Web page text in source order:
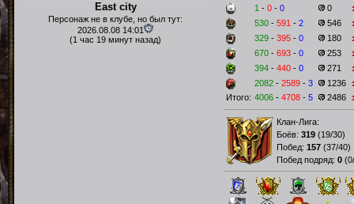
East city
Персонаж не в клубе, но был тут:
2026.08.08 14:01
(1 час 19 минут назад)
1 - 0 - 0
0
530 - 591 - 2
546
329 - 395 - 0
180
670 - 693 - 0
253
394 - 440 - 0
271
2082 - 2589 - 3
1236
Итого: 4006 - 4708 - 5 2486
Клан-Лига:
Боёв: 319 (19/30)
Побед: 157 (37/40)
Побед подряд: 0 (